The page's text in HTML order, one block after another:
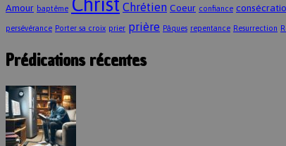
Amour baptême Chrétien Coeur confiance
persévérance Porter sa croix prier prière Pâques repentance Resurrection
Prédications récentes